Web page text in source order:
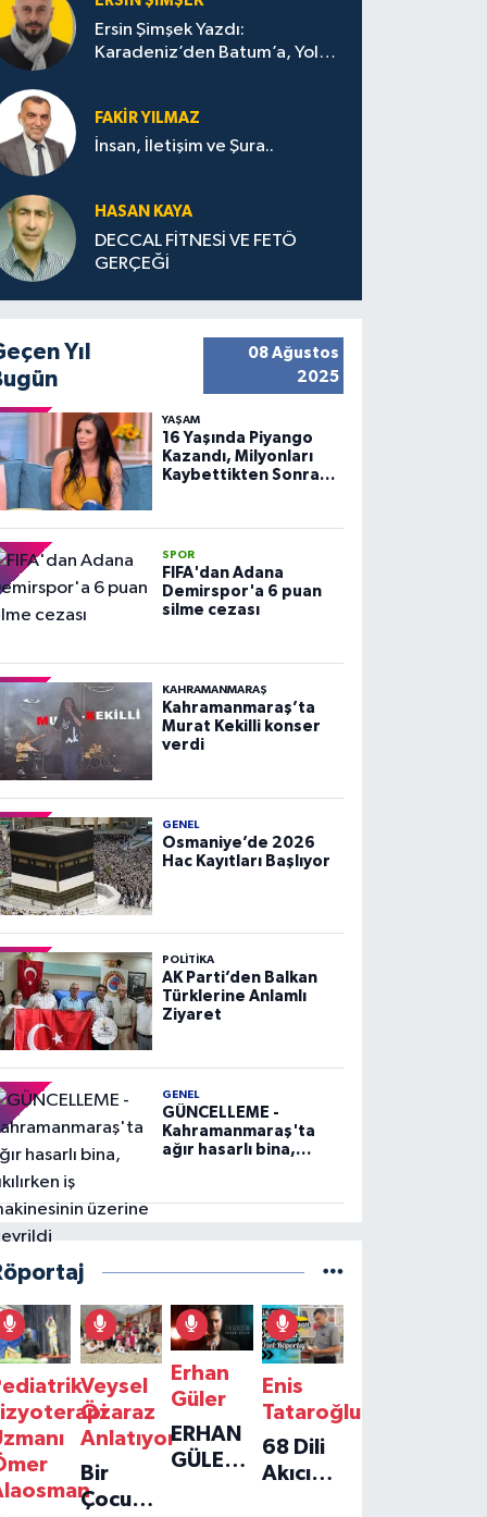
Ersin Şimşek Yazdı:
Karadeniz’den Batum’a, Yolun
FAKIR YILMAZ
İnsan, İletişim ve Şura..
HASAN KAYA
DECCAL FİTNESİ VE FETÖ
GERÇEĞİ
Yıl
08 Ağustos
2025
YAŞAM
16 Yaşında Piyango
Kazandı, Milyonları
Kaybettikten Sonra
SPOR
FIFA'dan Adana
Demirspor'a 6 puan
silme cezası
KAHRAMANMARAŞ
Kahramanmaraş’ta
Murat Kekilli konser
verdi
GENEL
Osmaniye’de 2026
Hac Kayıtları Başlıyor
POLITIKA
AK Parti’den Balkan
Türklerine Anlamlı
Ziyaret
GENEL
GÜNCELLEME -
Kahramanmaraş'ta
ağır hasarlı bina,
devrildi
Veysel
Özaraz
Anlatıyor
Bir
Çocuğun
Erhan
Güler
ERHAN
GÜLER'IN
Enis
Tataroğlu
68 Dili
Akıcı